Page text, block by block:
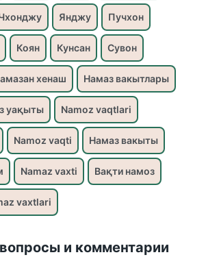
Янджу Пучхон
Коян Кунсан Сувон
хенаш Намаз вакытлары
уақыты Namoz vaqtlari
Namoz vaqti Намаз вакыты
Namaz vaxti Вақти намоз
vaxtlari
и комментарии